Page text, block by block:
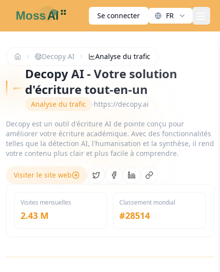
Se connecter FR
Decopy AI Analyse du trafic
Decopy AI - Votre solution
d'écriture tout-en-un
Analyse du trafic https://decopy.ai
Decopy est un outil d'écriture AI de pointe conçu pour
améliorer votre écriture académique. Avec des fonctionnalités
telles que la détection AI, l'humanisation et la synthèse, il rend
votre contenu plus clair et plus facile à comprendre.
Visiter le site web Share on Twitter
Share on Facebook
Share on LinkedIn
Copy link
Visites mensuelles
2.43 M
Classement mondial
#28514